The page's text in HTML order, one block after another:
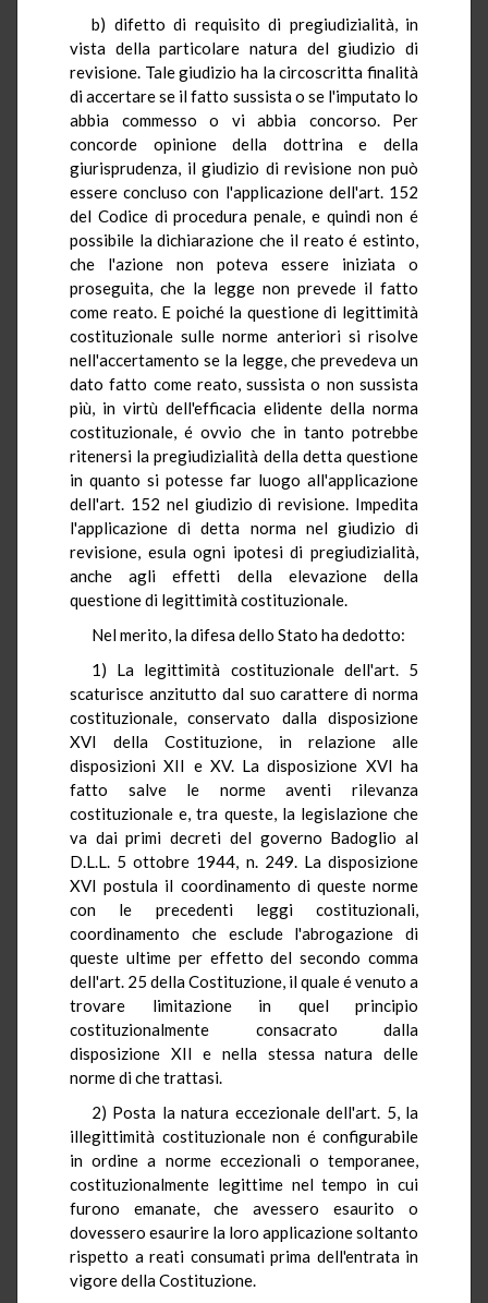
b) difetto di requisito di pregiudizialità, in
vista della particolare natura del giudizio di
revisione. Tale giudizio ha la circoscritta finalità
di accertare se il fatto sussista o se l'imputato lo
abbia commesso o vi abbia concorso. Per
concorde opinione della dottrina e della
giurisprudenza, il giudizio di revisione non può
essere concluso con l'applicazione dell'art. 152
del Codice di procedura penale, e quindi non é
possibile la dichiarazione che il reato é estinto,
che l'azione non poteva essere iniziata o
proseguita, che la legge non prevede il fatto
come reato. E poiché la questione di legittimità
costituzionale sulle norme anteriori si risolve
nell'accertamento se la legge, che prevedeva un
dato fatto come reato, sussista o non sussista
più, in virtù dell'efficacia elidente della norma
costituzionale, é ovvio che in tanto potrebbe
ritenersi la pregiudizialità della detta questione
in quanto si potesse far luogo all'applicazione
dell'art. 152 nel giudizio di revisione. Impedita
l'applicazione di detta norma nel giudizio di
revisione, esula ogni ipotesi di pregiudizialità,
anche agli effetti della elevazione della
questione di legittimità costituzionale.
Nel merito, la difesa dello Stato ha dedotto:
1) La legittimità costituzionale dell'art. 5
scaturisce anzitutto dal suo carattere di norma
costituzionale, conservato dalla disposizione
XVI della Costituzione, in relazione alle
disposizioni XII e XV. La disposizione XVI ha
fatto salve le norme aventi rilevanza
costituzionale e, tra queste, la legislazione che
va dai primi decreti del governo Badoglio al
D.L.L. 5 ottobre 1944, n. 249. La disposizione
XVI postula il coordinamento di queste norme
con le precedenti leggi costituzionali,
coordinamento che esclude l'abrogazione di
queste ultime per effetto del secondo comma
dell'art. 25 della Costituzione, il quale é venuto a
trovare limitazione in quel principio
costituzionalmente consacrato dalla
disposizione XII e nella stessa natura delle
norme di che trattasi.
2) Posta la natura eccezionale dell'art. 5, la
illegittimità costituzionale non é configurabile
in ordine a norme eccezionali o temporanee,
costituzionalmente legittime nel tempo in cui
furono emanate, che avessero esaurito o
dovessero esaurire la loro applicazione soltanto
rispetto a reati consumati prima dell'entrata in
vigore della Costituzione.